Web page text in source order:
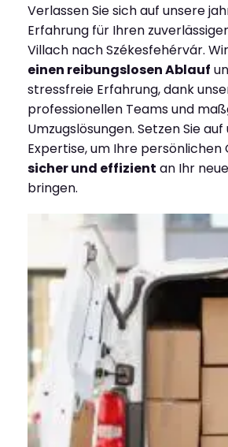
Verlassen Sie sich auf unsere
Erfahrung für Ihren
Villach nach Székesfehérvár. Wir
einen reibungslosen Ablauf
stressfreie Erfahrung, dank
professionellen Teams und
Umzugslösungen. Setzen Sie
Expertise, um Ihre persönlichen
sicher und effizient an Ihr
bringen.